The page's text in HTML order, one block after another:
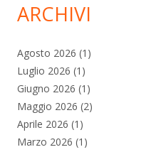
ARCHIVI
Agosto 2026 (1)
Luglio 2026 (1)
Giugno 2026 (1)
Maggio 2026 (2)
Aprile 2026 (1)
Marzo 2026 (1)